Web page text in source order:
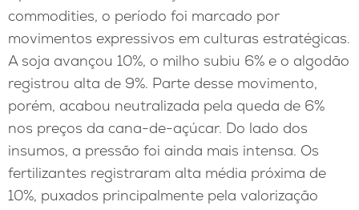
commodities, o período foi marcado por
movimentos expressivos em culturas estratégicas.
A soja avançou 10%, o milho subiu 6% e o algodão
registrou alta de 9%. Parte desse movimento,
porém, acabou neutralizada pela queda de 6%
nos preços da cana-de-açúcar. Do lado dos
insumos, a pressão foi ainda mais intensa. Os
fertilizantes registraram alta média próxima de
10%, puxados principalmente pela valorização